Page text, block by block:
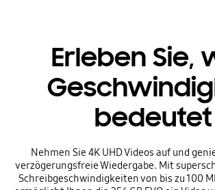
Erleben Sie,
bedeutet
Nehmen Sie 4K UHD Videos auf und
verzögerungsfreie Wiedergabe. Mit
Schreibgeschwindigkeiten von bis zu 100